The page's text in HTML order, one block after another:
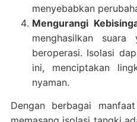
menyebabkan
Mengurangi
menghasilkan
beroperasi. Isolasi
ini, menciptakan
nyaman.
Dengan berbagai